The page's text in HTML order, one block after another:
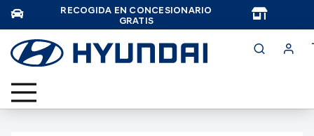
RECOGIDA EN CONCESIONARIO
GRATIS